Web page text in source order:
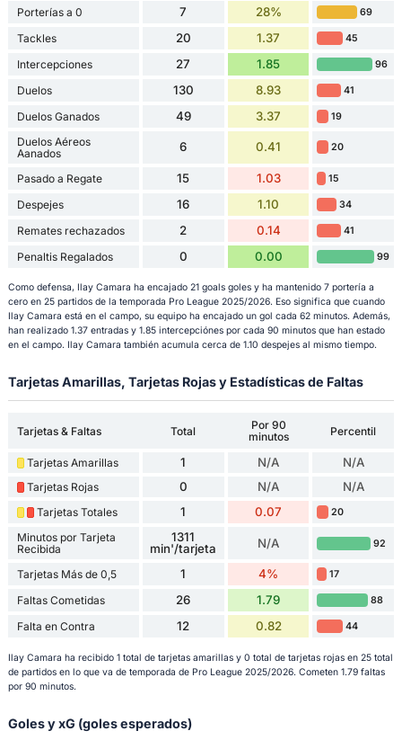
Porterías a 0 7 28% 69
Tackles 20 1.37 45
Intercepciones 27 1.85 96
Duelos 130 8.93 41
Duelos Ganados 49 3.37 19
Duelos Aéreos
Aanados
6 0.41 20
Pasado a Regate 15 1.03 15
Despejes 16 1.10 34
Remates rechazados 2 0.14 41
Penaltis Regalados 0 0.00 99
Como defensa, Ilay Camara ha encajado 21 goals goles y ha mantenido 7 portería a
cero en 25 partidos de la temporada Pro League 2025/2026. Eso significa que cuando
Ilay Camara está en el campo, su equipo ha encajado un gol cada 62 minutos. Además,
han realizado 1.37 entradas y 1.85 intercepciónes por cada 90 minutos que han estado
en el campo. Ilay Camara también acumula cerca de 1.10 despejes al mismo tiempo.
Tarjetas Amarillas, Tarjetas Rojas y Estadísticas de Faltas
Tarjetas & Faltas Total
Por 90
minutos
Percentil
Tarjetas Amarillas 1 N/A N/A
Tarjetas Rojas 0 N/A N/A
Tarjetas Totales 1 0.07 20
Minutos por Tarjeta
Recibida
1311
min'/tarjeta
N/A 92
Tarjetas Más de 0,5 1 4% 17
Faltas Cometidas 26 1.79 88
Falta en Contra 12 0.82 44
Ilay Camara ha recibido 1 total de tarjetas amarillas y 0 total de tarjetas rojas en 25 total
de partidos en lo que va de temporada de Pro League 2025/2026. Cometen 1.79 faltas
por 90 minutos.
Goles y xG (goles esperados)